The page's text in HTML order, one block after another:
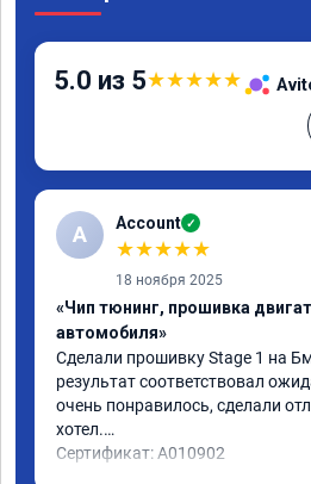
5.0 из 5★★★★★
A Account ✓
★★★★★
18 ноября 2025
«Чип тюнинг, прошивка
автомобиля»
Сделали прошивку Stage 1 на
результат соответствовал
очень понравилось, сделали
хотел.
Сертификат: A010902